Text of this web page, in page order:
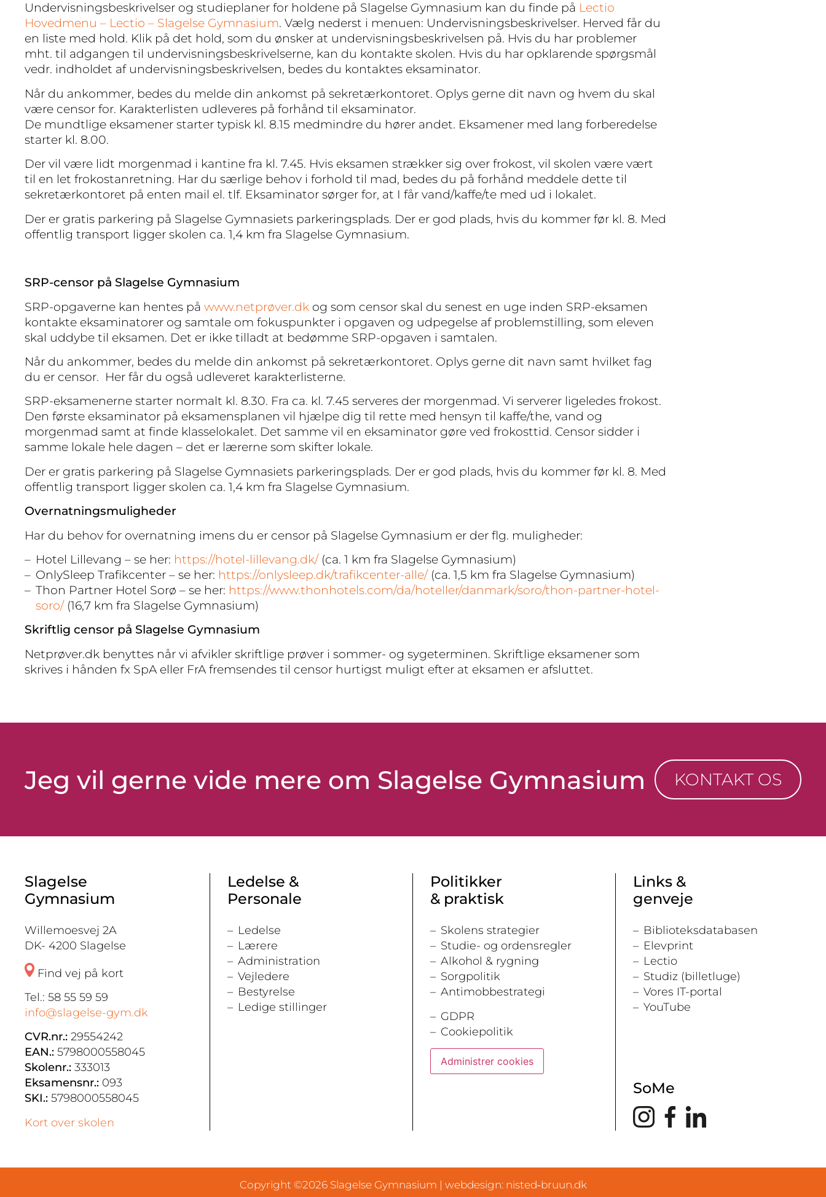
Undervisningsbeskrivelser og studieplaner for holdene på Slagelse Gymnasium kan du finde på Lectio
Hovedmenu – Lectio – Slagelse Gymnasium. Vælg nederst i menuen: Undervisningsbeskrivelser. Herved får du
en liste med hold. Klik på det hold, som du ønsker at undervisningsbeskrivelsen på. Hvis du har problemer
mht. til adgangen til undervisningsbeskrivelserne, kan du kontakte skolen. Hvis du har opklarende spørgsmål
vedr. indholdet af undervisningsbeskrivelsen, bedes du kontaktes eksaminator.
Når du ankommer, bedes du melde din ankomst på sekretærkontoret. Oplys gerne dit navn og hvem du skal
være censor for. Karakterlisten udleveres på forhånd til eksaminator.
De mundtlige eksamener starter typisk kl. 8.15 medmindre du hører andet. Eksamener med lang forberedelse
starter kl. 8.00.
Der vil være lidt morgenmad i kantine fra kl. 7.45. Hvis eksamen strækker sig over frokost, vil skolen være vært
til en let frokostanretning. Har du særlige behov i forhold til mad, bedes du på forhånd meddele dette til
sekretærkontoret på enten mail el. tlf. Eksaminator sørger for, at I får vand/kaffe/te med ud i lokalet.
Der er gratis parkering på Slagelse Gymnasiets parkeringsplads. Der er god plads, hvis du kommer før kl. 8. Med
offentlig transport ligger skolen ca. 1,4 km fra Slagelse Gymnasium.
SRP-censor på Slagelse Gymnasium
SRP-opgaverne kan hentes på www.netprøver.dk og som censor skal du senest en uge inden SRP-eksamen
kontakte eksaminatorer og samtale om fokuspunkter i opgaven og udpegelse af problemstilling, som eleven
skal uddybe til eksamen. Det er ikke tilladt at bedømme SRP-opgaven i samtalen.
Når du ankommer, bedes du melde din ankomst på sekretærkontoret. Oplys gerne dit navn samt hvilket fag
du er censor. Her får du også udleveret karakterlisterne.
SRP-eksamenerne starter normalt kl. 8.30. Fra ca. kl. 7.45 serveres der morgenmad. Vi serverer ligeledes frokost.
Den første eksaminator på eksamensplanen vil hjælpe dig til rette med hensyn til kaffe/the, vand og
morgenmad samt at finde klasselokalet. Det samme vil en eksaminator gøre ved frokosttid. Censor sidder i
samme lokale hele dagen – det er lærerne som skifter lokale.
Der er gratis parkering på Slagelse Gymnasiets parkeringsplads. Der er god plads, hvis du kommer før kl. 8. Med
offentlig transport ligger skolen ca. 1,4 km fra Slagelse Gymnasium.
Overnatningsmuligheder
Har du behov for overnatning imens du er censor på Slagelse Gymnasium er der flg. muligheder:
Hotel Lillevang – se her: https://hotel-lillevang.dk/(ca. 1 km fra Slagelse Gymnasium)
OnlySleep Trafikcenter – se her: https://onlysleep.dk/trafikcenter-alle/(ca. 1,5 km fra Slagelse Gymnasium)
Thon Partner Hotel Sorø – se her: https://www.thonhotels.com/da/hoteller/danmark/soro/thon-partner-hotel-
soro/(16,7 km fra Slagelse Gymnasium)
Skriftlig censor på Slagelse Gymnasium
Netprøver.dk benyttes når vi afvikler skriftlige prøver i sommer- og sygeterminen. Skriftlige eksamener som
skrives i hånden fx SpA eller FrA fremsendes til censor hurtigst muligt efter at eksamen er afsluttet.
Jeg vil gerne vide mere om Slagelse Gymnasium KONTAKT OS
Slagelse
Gymnasium
Willemoesvej 2A
DK- 4200 Slagelse
Find vej på kort
Tel.: 58 55 59 59
info@slagelse-gym.dk
CVR.nr.: 29554242
EAN.: 5798000558045
Skolenr.: 333013
Eksamensnr.: 093
SKI.: 5798000558045
Kort over skolen
Ledelse &
Personale
Ledelse
Lærere
Administration
Vejledere
Bestyrelse
Ledige stillinger
Politikker
& praktisk
Skolens strategier
Studie- og ordensregler
Alkohol & rygning
Sorgpolitik
Antimobbestrategi
GDPR
Cookiepolitik
Administrer cookies
Links &
genveje
Biblioteksdatabasen
Elevprint
Lectio
Studiz (billetluge)
Vores IT-portal
YouTube
SoMe
Copyright ©2026 Slagelse Gymnasium | webdesign: nisted‑bruun.dk